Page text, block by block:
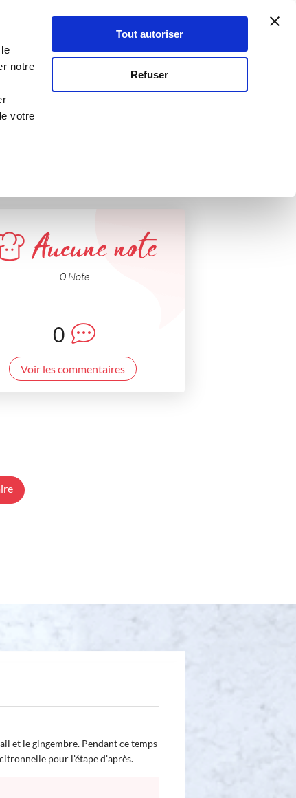
notre
votre
Tout autoriser
Refuser
Se connecter
Aucune note
0 Note
0
Voir les commentaires
et le gingembre. Pendant ce temps
pour l'étape d'après.